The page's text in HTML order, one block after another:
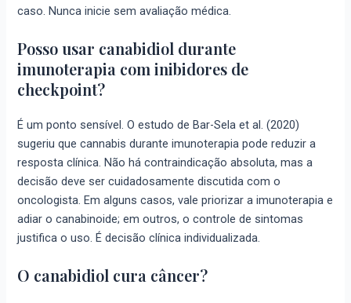
caso. Nunca inicie sem avaliação médica.
Posso usar canabidiol durante
imunoterapia com inibidores de
checkpoint?
É um ponto sensível. O estudo de Bar-Sela et al. (2020)
sugeriu que cannabis durante imunoterapia pode reduzir a
resposta clínica. Não há contraindicação absoluta, mas a
decisão deve ser cuidadosamente discutida com o
oncologista. Em alguns casos, vale priorizar a imunoterapia e
adiar o canabinoide; em outros, o controle de sintomas
justifica o uso. É decisão clínica individualizada.
O canabidiol cura câncer?